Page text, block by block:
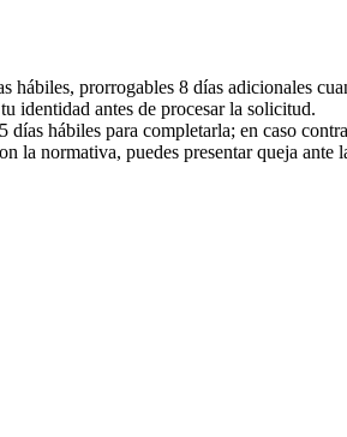
hábiles, prorrogables 8 días adicionales
identidad antes de procesar la solicitud.
hábiles para completarla; en caso
la normativa, puedes presentar queja ante